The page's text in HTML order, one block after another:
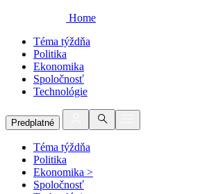
Home
Téma týždňa
Politika
Ekonomika
Spoločnosť
Technológie
Predplatné
Téma týždňa
Politika
Ekonomika >
Spoločnosť